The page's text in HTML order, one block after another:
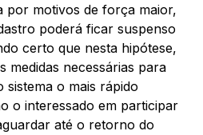
por motivos de força maior,
poderá ficar suspenso
certo que nesta hipótese,
medidas necessárias para
o mais rápido
o interessado em participar
até o retorno do